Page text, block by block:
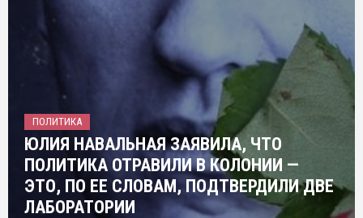
ПОЛИТИКА
ЮЛИЯ НАВАЛЬНАЯ ЗАЯВИЛА, ЧТО
ПОЛИТИКА ОТРАВИЛИ В КОЛОНИИ —
ЭТО, ПО ЕЕ СЛОВАМ, ПОДТВЕРДИЛИ ДВЕ
ЛАБОРАТОРИИ